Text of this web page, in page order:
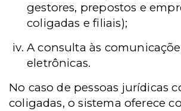
gestores, prepostos e
coligadas e filiais);
A consulta às
eletrônicas.
No caso de pessoas jurídicas
coligadas, o sistema oferece